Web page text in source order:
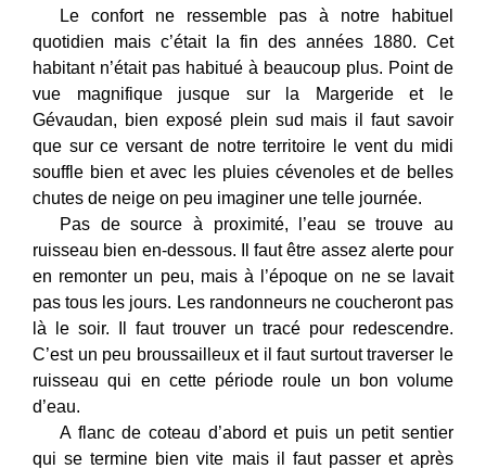
Le confort ne ressemble pas à notre habituel
quotidien mais c’était la fin des années 1880. Cet
habitant n’était pas habitué à beaucoup plus. Point de
vue magnifique jusque sur la Margeride et le
Gévaudan, bien exposé plein sud mais il faut savoir
que sur ce versant de notre territoire le vent du midi
souffle bien et avec les pluies cévenoles et de belles
chutes de neige on peu imaginer une telle journée.
Pas de source à proximité, l’eau se trouve au
ruisseau bien en-dessous. Il faut être assez alerte pour
en remonter un peu, mais à l’époque on ne se lavait
pas tous les jours. Les randonneurs ne coucheront pas
là le soir. Il faut trouver un tracé pour redescendre.
C’est un peu broussailleux et il faut surtout traverser le
ruisseau qui en cette période roule un bon volume
d’eau.
A flanc de coteau d’abord et puis un petit sentier
qui se termine bien vite mais il faut passer et après